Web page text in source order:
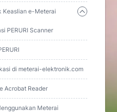
Keaslian e-Meterai
PERURI Scanner
di meterai-elektronik.com
Acrobat Reader
Meterai